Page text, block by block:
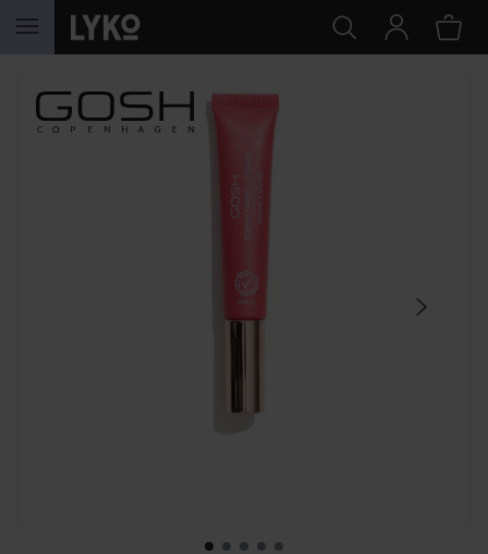
HOPPA TILL INNEHÅLLET
HOPPA ÖVER SEKTIONEN